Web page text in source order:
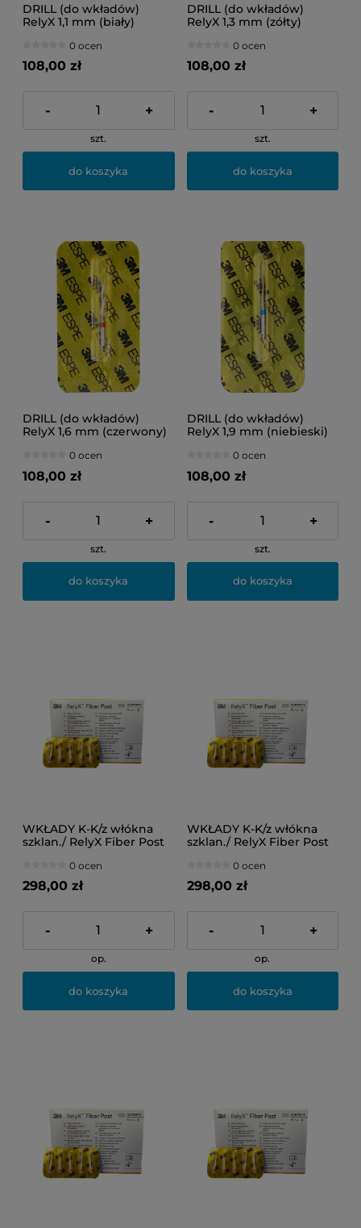
DRILL (do wkładów)
RelyX 1,1 mm (biały)
0 ocen
108,00 zł
- +
szt.
do koszyka
DRILL (do wkładów)
RelyX 1,3 mm (zółty)
0 ocen
108,00 zł
- +
szt.
do koszyka
DRILL (do wkładów)
RelyX 1,6 mm (czerwony)
0 ocen
108,00 zł
- +
szt.
do koszyka
DRILL (do wkładów)
RelyX 1,9 mm (niebieski)
0 ocen
108,00 zł
- +
szt.
do koszyka
WKŁADY K-K/z włókna
szklan./ RelyX Fiber Post
0 ocen
298,00 zł
- +
op.
do koszyka
WKŁADY K-K/z włókna
szklan./ RelyX Fiber Post
0 ocen
298,00 zł
- +
op.
do koszyka